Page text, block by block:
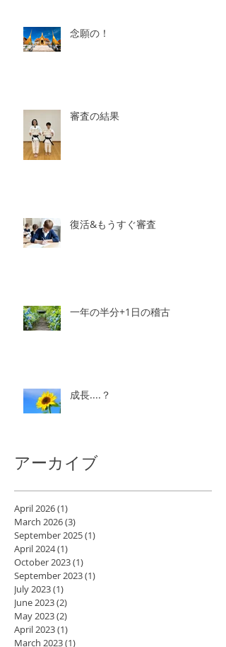
念願の！
審査の結果
復活&もうすぐ審査
一年の半分+1日の稽古
成長....？
アーカイブ
April 2026(1)
March 2026(3)
September 2025(1)
April 2024(1)
October 2023(1)
September 2023(1)
July 2023(1)
June 2023(2)
May 2023(2)
April 2023(1)
March 2023(1)